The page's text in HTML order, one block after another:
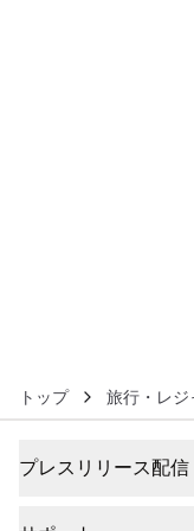
トップ 旅行・レジ
プレスリリース配信